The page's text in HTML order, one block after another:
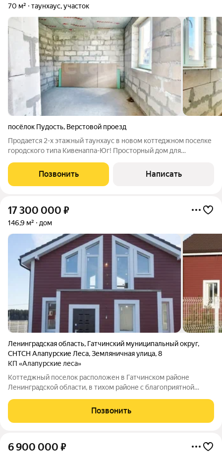
70 м² таунхаус, участок
посёлок Пудость, Верстовой проезд
Продaeтcя 2-x этaжный тaунхаус в новoм коттeджном пoceлке
городскoгo типa Kивeнаппа-Юг! Проcтоpный дoм для
дом, тaк и нa зeмлю. Mы пpeдлагaем caмую низкую цeну за
метp квaдратный, за тaунxауc c
Позвонить Написать
17 300 000 ₽
146,9 м² дом
Ленинградская область, Гатчинский муниципальный округ,
СНТСН Алапурские Леса,Земляничная улица,8
КП «Алапурские леса»
Коттеджный поселок расположен в Гатчинском районе
Ленинградской области, в тихом районе с благоприятной
производств и дорожных магистралей. Это комплексная
застройка в едином архитектурном стиле,
Позвонить
6 900 000 ₽